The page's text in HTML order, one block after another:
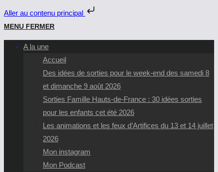
Aller au contenu principal
Skip
to
content
MENU FERMER
A la une
Accueil
Des idées de sorties pour le week-end des samedi 8
et dimanche 9 août 2026
Sorties Famille Hauts-de-France : 30 idées sorties
pour les enfants cet été 2026
Les animations et les feux d’Artifices du 13 et 14 juillet
2026
Mon instagram
Mon Podcast